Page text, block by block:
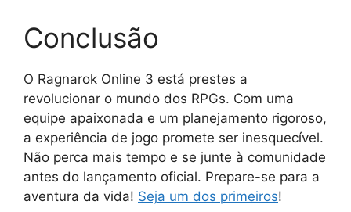
Conclusão
O Ragnarok Online 3 está prestes a
revolucionar o mundo dos RPGs. Com uma
equipe apaixonada e um planejamento rigoroso,
a experiência de jogo promete ser inesquecível.
Não perca mais tempo e se junte à comunidade
antes do lançamento oficial. Prepare-se para a
aventura da vida! Seja um dos primeiros!